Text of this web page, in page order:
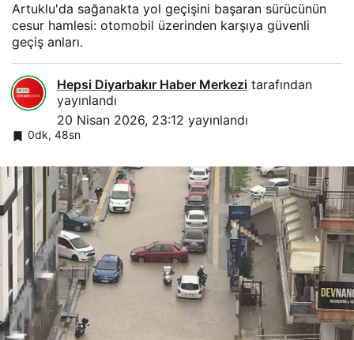
Artuklu'da sağanakta yol geçişini başaran sürücünün
cesur hamlesi: otomobil üzerinden karşıya güvenli
geçiş anları.
Hepsi Diyarbakır Haber Merkezi tarafından
yayınlandı
20 Nisan 2026, 23:12 yayınlandı
0dk, 48sn